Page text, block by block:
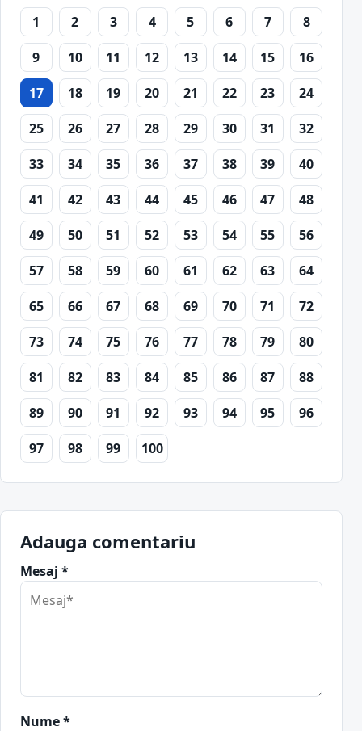
1 2 3 4 5 6 7
8
9
10 11 12 13 14 15
16
17
18 19 20 21 22 23
24
25
26 27 28 29 30 31
32
33
34 35 36 37 38 39
40
41
42 43 44 45 46 47
48
49
50 51 52 53 54 55
56
57
58 59 60 61 62 63
64
65
66 67 68 69 70 71
72
73
74 75 76 77 78 79
80
81
82 83 84 85 86 87
88
89
90 91 92 93 94 95
96
97
98 99 100
Adauga comentariu
Mesaj *
Nume *